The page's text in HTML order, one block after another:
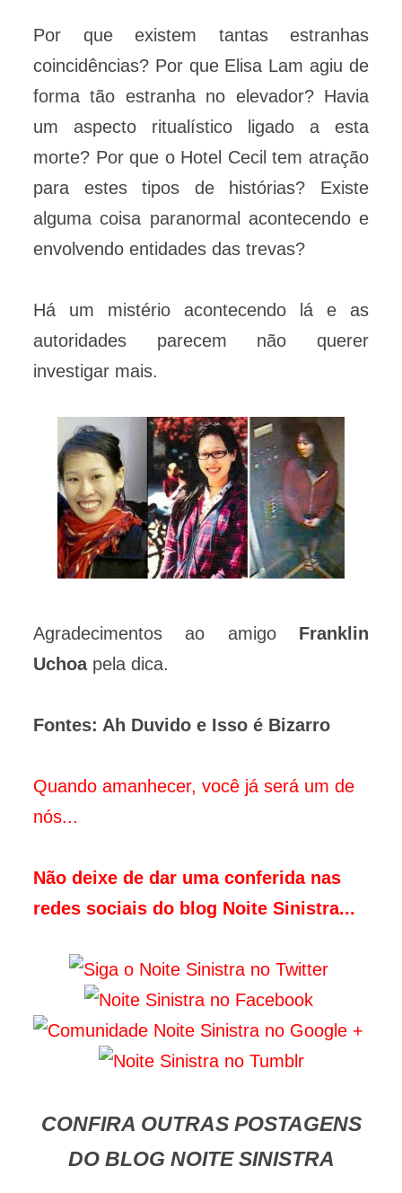
Por que existem tantas estranhas
coincidências? Por que Elisa Lam agiu de
forma tão estranha no elevador? Havia
um aspecto ritualístico ligado a esta
morte? Por que o Hotel Cecil tem atração
para estes tipos de histórias? Existe
alguma coisa paranormal acontecendo e
envolvendo entidades das trevas?
Há um mistério acontecendo lá e as
autoridades parecem não querer
investigar mais.
Agradecimentos ao amigo Franklin
Uchoa pela dica.
Fontes: Ah Duvido e Isso é Bizarro
Quando amanhecer, você já será um de
nós...
Não deixe de dar uma conferida nas
redes sociais do blog Noite Sinistra...
CONFIRA OUTRAS POSTAGENS
DO BLOG NOITE SINISTRA